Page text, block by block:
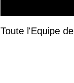
Toute l'Equipe de